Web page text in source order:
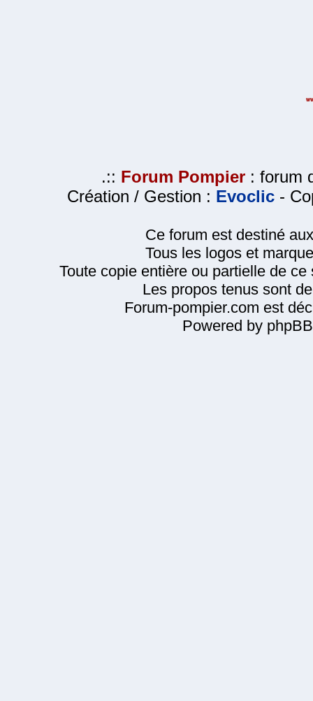
.:: Forum Pompier : forum
Création / Gestion : Evoclic -
Ce forum est destiné
Tous les logos et
Toute copie entière ou partielle de
Les propos tenus sont
Forum-pompier.com est
Powered by